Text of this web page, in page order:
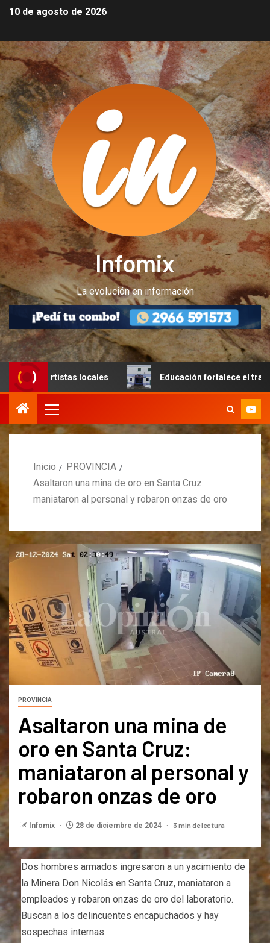
10 de agosto de 2026
Infomix
La evolución en información
artistas locales Educación fortalece el trabajo
Inicio
PROVINCIA
Asaltaron una mina de oro en Santa Cruz:
maniataron al personal y robaron onzas de oro
PROVINCIA
Asaltaron una mina de
oro en Santa Cruz:
maniataron al personal y
robaron onzas de oro
Infomix 28 de diciembre de 2024 3 min de lectura
Dos hombres armados ingresaron a un yacimiento de
la Minera Don Nicolás en Santa Cruz, maniataron a
empleados y robaron onzas de oro del laboratorio.
Buscan a los delincuentes encapuchados y hay
sospechas internas.